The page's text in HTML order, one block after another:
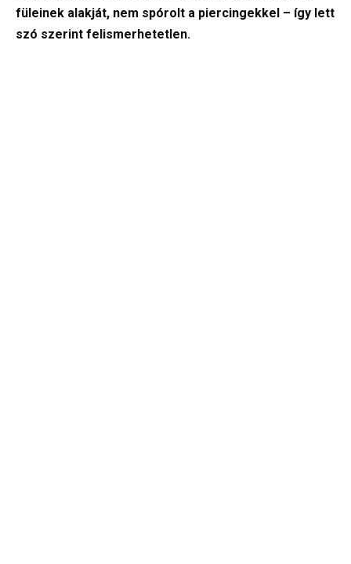
füleinek alakját, nem spórolt a piercingekkel – így lett
szó szerint felismerhetetlen.